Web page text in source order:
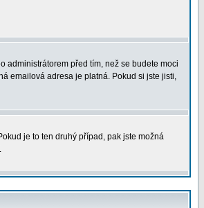
administrátorem před tím, než se budete moci
emailová adresa je platná. Pokud si jste jisti,
je to ten druhý případ, pak jste možná